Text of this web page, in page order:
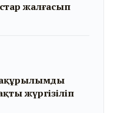
жалғасып
жүргізіліп